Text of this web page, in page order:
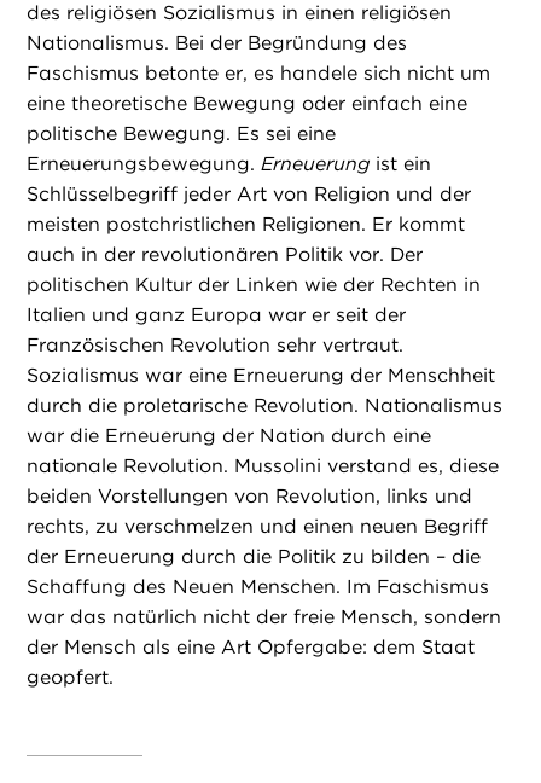
des religiösen Sozialismus in einen religiösen
Nationalismus. Bei der Begründung des
Faschismus betonte er, es handele sich nicht um
eine theoretische Bewegung oder einfach eine
politische Bewegung. Es sei eine
Erneuerungsbewegung.Erneuerung ist ein
Schlüsselbegriff jeder Art von Religion und der
meisten postchristlichen Religionen. Er kommt
auch in der revolutionären Politik vor. Der
politischen Kultur der Linken wie der Rechten in
Italien und ganz Europa war er seit der
Französischen Revolution sehr vertraut.
Sozialismus war eine Erneuerung der Menschheit
durch die proletarische Revolution. Nationalismus
war die Erneuerung der Nation durch eine
nationale Revolution. Mussolini verstand es, diese
beiden Vorstellungen von Revolution, links und
rechts, zu verschmelzen und einen neuen Begriff
der Erneuerung durch die Politik zu bilden – die
Schaffung des Neuen Menschen. Im Faschismus
war das natürlich nicht der freie Mensch, sondern
der Mensch als eine Art Opfergabe: dem Staat
geopfert.